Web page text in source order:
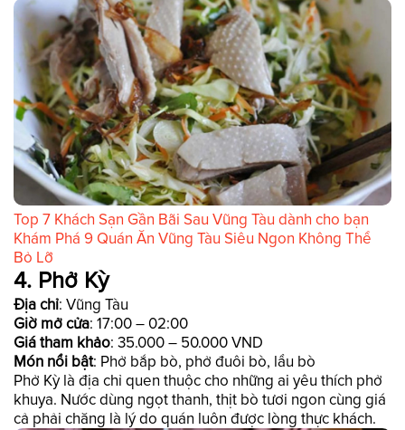
Top 7 Khách Sạn Gần Bãi Sau Vũng Tàu dành cho bạn
Khám Phá 9 Quán Ăn Vũng Tàu Siêu Ngon Không Thể
Bỏ Lỡ
4. Phở Kỳ
Địa chỉ: Vũng Tàu
Giờ mở cửa: 17:00 – 02:00
Giá tham khảo: 35.000 – 50.000 VND
Món nổi bật: Phở bắp bò, phở đuôi bò, lẩu bò
Phở Kỳ là địa chỉ quen thuộc cho những ai yêu thích phở
khuya. Nước dùng ngọt thanh, thịt bò tươi ngon cùng giá
cả phải chăng là lý do quán luôn được lòng thực khách.